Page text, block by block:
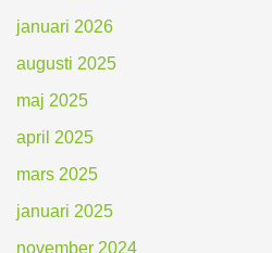
januari 2026
augusti 2025
maj 2025
april 2025
mars 2025
januari 2025
november 2024